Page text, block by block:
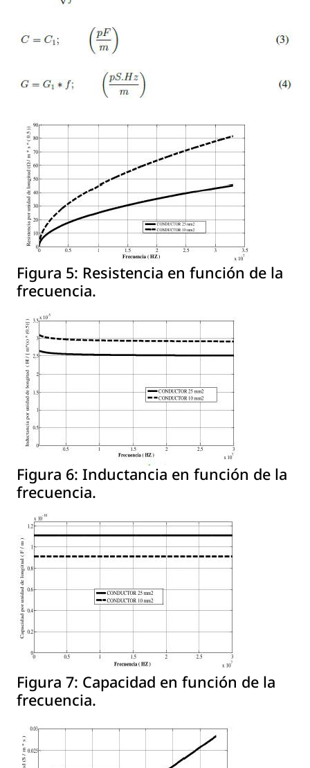
Figura 5: Resistencia en función de la
frecuencia.
Figura 6: Inductancia en función de la
frecuencia.
Figura 7: Capacidad en función de la
frecuencia.